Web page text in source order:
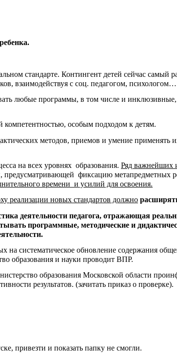
стандарте. Контингент детей сейчас самый
взаимодействуя с соц. педагогом, психологом…
любые программы, в том числе и
компетентностью, особым подходом к детям.
методов, приемов и умение применять
на всех уровнях образования. Ряд важнейших
фиксацию метапредметных
времени и усилий для освоения.
реализации новых стандартов должно
деятельности педагога, отражающая
программные, методические и
на систематическое обновление содержания
образования и науки проводит ВПР.
образования Московской области
результатов. (зачитать приказ о проверке).
привезти и показать папку не смогли.